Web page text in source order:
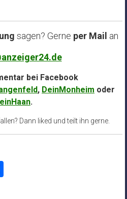
sagen? Gerne per Mail an
bei Facebook
, DeinMonheim oder
.
Dann liked und teilt ihn gerne.
Teilen